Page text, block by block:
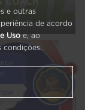
e outras
de acordo
Uso e, ao
condições.
1